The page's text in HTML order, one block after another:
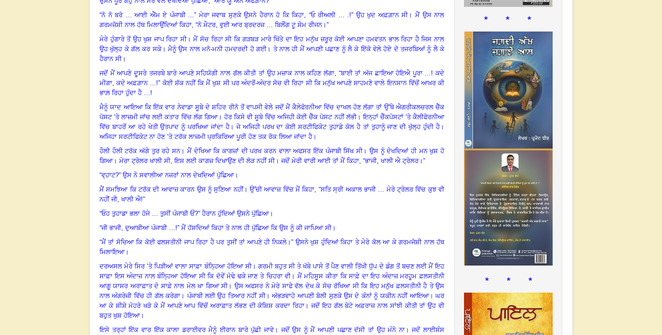
“ਨੋ ਨੋ ਬਰੋ … ਆਈ ਐੱਮ ਏ ਪੰਜਾਬੀ ...” ਮੇਰਾ ਜਵਾਬ ਸੁਣਕੇ ਉਸਨੇ ਹੈਰਾਨ ਹੋ ਕਿ ਕਿਹਾ, “ਓ ਰੀਅਲੀ … .!” ਉਹ ਖੁਦ ਅਫ਼ਗ਼ਾਨ ਸੀ। ਮੈਂ ਉਸ ਨਾਲ
ਗਰਮਜ਼ੋਸ਼ੀ ਨਾਲ ਹੱਥ ਮਿਲਾਉਂਦਿਆਂ ਕਿਹਾ , “ਨੋ ਮੈਟਰ, ਵੁਈ ਆਰ ਬ੍ਰਦਰਜ਼ … ਬਿਲੌਂਗ ਟੂ ਸੇਮ ਰੀਜਨ।”
ਮੇਰੇ ਹੁੰਗਾਰੇ ਤੋਂ ਉਹ ਖੁਸ਼ ਜਾਪ ਰਿਹਾ ਸੀ।ਮੈਂ ਸੋਚ ਰਿਹਾ ਸੀ ਕਿ ਗੜਬੜ ਮਾਰੇ ਖਿੱਤੇ ਦਾ ਇਹ ਮਨੁੱਖ ਜ਼ਰੂਰ ਕੋਈ ਆਪਣਾ ਹਮਵਤਨ ਭਾਲ ਰਿਹਾ ਹੈ ਜਿਸ ਨਾਲ
ਉਹ ਖੁੱਲ੍ਹ ਕੇ ਗੱਲ ਕਰ ਸਕੇ। ਮੈਨੂੰ ਉਸ ਨਾਲ ਮਨੋ-ਮਨੀ ਹਮਦਰਦੀ ਹੋ ਗਈ। ਤੇ ਨਾਲ ਹੀ ਮੈਂ ਆਪਣੀ ਪਛਾਣ ਨੂੰ ਲੈ ਕੇ ਇੱਕੋ ਵੇਲੇ ਹੋਏ ਦੋ ਤਜਰਬਿਆਂ ਨੂੰ ਲੈ ਕੇ
ਹੈਰਾਨ ਸੀ।
ਜਦੋਂ ਮੈਂ ਆਪਣੇ ਦੂਸਰੇ ਤਜਰਬੇ ਬਾਰੇ ਆਪਣੇ ਸਹਿਯੋਗੀ ਨਾਲ ਗੱਲ ਕੀਤੀ ਤਾਂ ਉਹ ਮਜ਼ਾਕ ਨਾਲ ਕਹਿਣ ਲੱਗਾ , “ਬਾਈ ਤਾਂ ਅੱਜ ਛਾਇਆ ਹੋਇਐ ਪੂਰਾ …! ਕਦੇ
ਮੀਗਾ, ਕਦੇ ਅਫ਼ਗ਼ਾਨ …!” ਕੋਈ ਸ਼ੱਕ ਨਹੀਂ ਕਿ ਮੈਂ ਖੁਸ਼ ਸੀ ਪਰ ਅੰਦਰੋਂ-ਅੰਦਰ ਸੋਚ ਵੀ ਰਿਹਾ ਸੀ ਕਿ ਮਨੁੱਖ ਆਪਣੇ ਸਾਹਮਣੇ ਵਾਲੇ ਇਨਸਾਨ ਵਿੱਚੋਂ ਆਖ਼ਰ ਕੀ
ਭਾਲ਼ ਰਿਹਾ ਹੁੰਦਾ ਹੈ …!
ਮੈਨੂੰ ਯਾਦ ਆਇਆ ਕਿ ਇੱਕ ਵਾਰ ਨੇਵਾਡਾ ਸੂਬੇ ਦੇ ਸ਼ਹਿਰ ਰੀਨੋ ਤੋਂ ਵਾਪਸੀ ਵੇਲੇ ਜਦੋਂ ਮੈਂ ਕੈਲੇਫੋਰਨੀਆ ਵਿੱਚ ਦਾਖਲ ਹੋਣ ਲੱਗਾ ਤਾਂ ਉੱਥੇ ਐਗਰੀਕਲਚਰਲ ਚੈੱਕ
ਪੋਸਟ ’ਤੇ ਲਾਜ਼ਮੀ ਜਾਂਚ ਲਈ ਕਤਾਰ ਵਿੱਚ ਲੱਗ ਗਿਆ। ਹੋਰ ਕਿਸੇ ਵੀ ਸੂਬੇ ਵਿੱਚ ਅਜਿਹੀ ਕੋਈ ਚੈੱਕ ਪੋਸਟ ਨਹੀਂ ਲੱਭੀ।ਇਨ੍ਹਾਂ ਚੈੱਕਪੋਸਟਾਂ ’ਤੇ ਕੈਲੀਫੋਰਨੀਆ
ਵਿੱਚ ਬਾਹਰੋਂ ਆ ਰਹੇ ਖੇਤੀ ਉਤਪਾਦ ਨੂੰ ਪਰਖਿਆ ਜਾਂਦਾ ਹੈ। ਜੇ ਅਜਿਹੀ ਪਰਖ ਦਾ ਕੋਈ ਸਰਟੀਫਿਕੇਟ ਤੁਹਾਡੇ ਕੋਲ ਹੈ ਤਾਂ ਤੁਹਾਨੂੰ ਜਾਣ ਦੀ ਖੁੱਲ੍ਹ ਹੁੰਦੀ ਹੈ ।
ਅਜਿਹਾ ਸਰਟੀਫਿਕੇਟ ਨਾ ਹੋਣ ’ਤੇ ਟਰੱਕ ਲਾਜ਼ਮੀ ਪ੍ਰਕਿਰਿਆ ਪੂਰੀ ਹੋਣ ਤਕ ਰੋਕ ਲਿਆ ਜਾਂਦਾ ਹੈ ।
ਹੌਲੀ ਹੌਲੀ ਟਰੱਕ ਅੱਗੇ ਤੁਰ ਰਹੇ ਸਨ। ਮੈਂ ਦੇਖਿਆ ਕਿ ਕਾਗਜ਼ਾਂ ਦੀ ਪਰਖ ਕਰਨ ਵਾਲਾ ਅਫਸਰ ਇੱਕ ਪੰਜਾਬੀ ਸਿੱਖ ਸੀ। ਉਸ ਨੂੰ ਦੇਖਦਿਆਂ ਹੀ ਮਨ ਖੁਸ਼ ਹੋ
ਗਿਆ। ਮੇਰਾ ਟ੍ਰੇਲਰ ਖਾਲੀ ਸੀ, ਇਸ ਲਈ ਕਾਗਜ਼ ਦਿਖਾਉਣ ਦੀ ਲੋੜ ਨਹੀਂ ਸੀ। ਜਦੋਂ ਮੇਰੀ ਵਾਰੀ ਆਈ ਤਾਂ ਮੈਂ ਕਿਹਾ , “ਭਾਜੀ, ਖਾਲੀ ਐ ਟ੍ਰੇਲਰ।”
“ਵ੍ਹਾਟ?” ਉਸ ਨੇ ਸਵਾਲੀਆ ਨਜ਼ਰਾਂ ਨਾਲ ਦੇਖਦਿਆਂ ਪੁੱਛਿਆ।
ਮੈਂ ਸਮਝਿਆ ਕਿ ਟਰੱਕ ਦੀ ਆਵਾਜ਼ ਕਾਰਨ ਉਸ ਨੂੰ ਸੁਣਿਆ ਨਹੀਂ। ਉੱਚੀ ਆਵਾਜ਼ ਵਿੱਚ ਮੈਂ ਕਿਹਾ , “ਸਤਿ ਸ੍ਰੀ ਅਕਾਲ ਭਾਜੀ … ਮੇਰੇ ਟ੍ਰੇਲਰ ਵਿੱਚ ਕੁਝ ਵੀ
ਨਹੀਂ ਜੀ, ਖਾਲੀ ਐ!”
“ਓਹ ਤੁਹਾਡਾ ਭਲਾ ਹੋਜੇ … ਤੁਸੀਂ ਪੰਜਾਬੀ ਓਂ?” ਹੈਰਾਨ ਹੁੰਦਿਆਂ ਉਸਨੇ ਪੁੱਛਿਆ।
“ਜੀ ਭਾਜੀ, ਦੁਆਬੀਆ ਪੰਜਾਬੀ …!” ਮੈਂ ਹੱਸਦਿਆਂ ਕਿਹਾ ਤੇ ਨਾਲ ਹੀ ਪੁੱਛਿਆ ਕਿ ਉਸ ਨੂੰ ਕੀ ਜਾਪਿਆ ਸੀ।
“ਮੈਂ ਤਾਂ ਸੋਚਿਆ ਕਿ ਕੋਈ ਫਲਸਤੀਨੀ ਜਾਪ ਰਿਹਾ ਹੈ ਪਰ ਤੁਸੀਂ ਤਾਂ ਆਪਣੇ ਹੀ ਨਿਕਲੇ ।” ਉਸਨੇ ਖੁਸ਼ ਹੁੰਦਿਆਂ ਕਿਹਾ ਤੇ ਮੇਰੇ ਕੋਲ ਆ ਕੇ ਗਰਮਜੋਸ਼ੀ ਨਾਲ ਹੱਥ
ਮਿਲਾਇਆ।
ਦਰਅਸਲ ਮੇਰੇ ਸਿਰ ’ਤੇ ਪਿੜੀਆਂ ਵਾਲਾ ਸਾਫ਼ਾ ਬੰਨ੍ਹਿਆ ਹੋਇਆ ਸੀ। ਗਰਮੀ ਬਹੁਤ ਸੀ ਤੇ ਖੱਬੇ ਪਾਸੇ ਤੋਂ ਪੈਣ ਵਾਲੀ ਤਿੱਖੀ ਧੁੱਪ ਦੇ ਡੰਗ ਤੋਂ ਬਚਣ ਲਈ ਮੈਂ ਇਹ
ਸਾਫ਼ਾ ਇਸ ਅੰਦਾਜ਼ ਨਾਲ ਬੰਨ੍ਹਿਆ ਹੋਇਆ ਸੀ ਕਿ ਦੋਵੇਂ ਮੋਢੇ ਢਕੇ ਜਾਣ ਤੇ ਚਿਹਰਾ ਵੀ। ਮੈਂ ਮਹਿਸੂਸ ਕੀਤਾ ਕਿ ਸਾਫ਼ੇ ਦਾ ਇਹ ਅੰਦਾਜ਼ ਮਰਹੂਮ ਫ਼ਲਸਤੀਨੀ
ਆਗੂ ਯਾਸਰ ਅਰਾਫ਼ਾਤ ਦੇ ਸਾਫ਼ੇ ਨਾਲ ਮੇਲ ਖਾ ਗਿਆ ਸੀ। ਉਸ ਅਫਸਰ ਨੇ ਮੇਰੇ ਸਾਫੇ ਵੱਲ ਦੇਖ ਕੇ ਸੋਚ ਰੱਖਿਆ ਸੀ ਕਿ ਇਹ ਮਨੁੱਖ ਫ਼ਲਸਤੀਨੀ ਹੈ ਤੇ ਉਸ
ਨਾਲ ਅੰਗਰੇਜ਼ੀ ਵਿੱਚ ਹੀ ਗੱਲ ਕਰੇਗਾ । ਪੰਜਾਬੀ ਲਈ ਉਹ ਤਿਆਰ ਨਹੀਂ ਸੀ।ਅੱਭੜਵਾਹੇ ਆਪਣੀ ਬੋਲੀ ਸੁਣਕੇ ਉਸ ਦੇ ਕੰਨਾਂ ਨੂੰ ਯਕੀਨ ਨਹੀਂ ਆਇਆ।ਘਰ
ਆ ਕੇ ਸ਼ੀਸ਼ੇ ਮੋਹਰੇ ਖੜੋ ਕੇ ਮੈਂ ਆਪਣੇ ਆਪ ਵਿੱਚੋਂ ਅਰਾਫ਼ਾਤ ਲੱਭਣ ਦੀ ਕੋਸ਼ਿਸ਼ ਕਰਦਾ ਰਿਹਾ । ਜਦੋਂ ਇਹ ਗੱਲ ਬੇਟੇ ਅਫ਼ਰਾਜ਼ ਨਾਲ ਸਾਂਝੀ ਕੀਤੀ ਤਾਂ ਉਹ ਵੀ
ਬਹੁਤ ਖੁਸ਼ ਹੋਇਆ।
ਇਸੇ ਤਰ੍ਹਾਂ ਇੱਕ ਵਾਰ ਇੱਕ ਕਾਲਾ ਡਰਾਈਵਰ ਮੈਨੂੰ ਈਰਾਨ ਬਾਰੇ ਪੁੱਛੀ ਜਾਵੇ। ਜਦੋਂ ਉਸ ਨੂੰ ਮੈਂ ਆਪਣੀ ਪਛਾਣ ਦੱਸੀ ਤਾਂ ਉਹ ਮੰਨੇ ਨਾ। ਜਦੋਂ ਲਾਈਸੰਸ
* * *
* * *